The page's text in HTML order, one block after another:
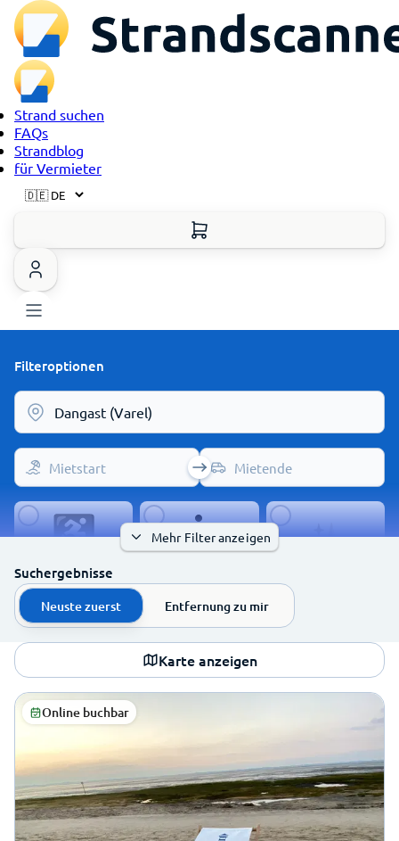
Strand suchen
FAQs
Strandblog
für Vermieter
Mehr Filter anzeigen
Filteroptionen
Mietstart Mietende
barrierefreier
Zugang
Zugang
mit WLAN mit Dusche verkauft Getränke
Hunde erlaubt vermietet Tretboote
Suchergebnisse
Neuste zuerst Entfernung zu mir
Karte anzeigen
Online buchbar